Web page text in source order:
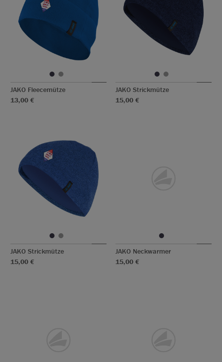
JAKO Fleecemütze
13,00 €
JAKO Strickmütze
15,00 €
JAKO Strickmütze
15,00 €
JAKO Neckwarmer
15,00 €